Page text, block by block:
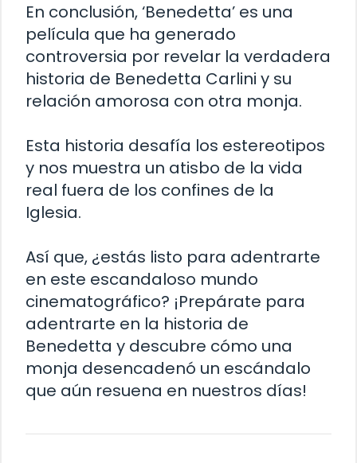
En conclusión, ‘Benedetta’ es una
película que ha generado
controversia por revelar la verdadera
historia de Benedetta Carlini y su
relación amorosa con otra monja.
Esta historia desafía los estereotipos
y nos muestra un atisbo de la vida
real fuera de los confines de la
Iglesia.
Así que, ¿estás listo para adentrarte
en este escandaloso mundo
cinematográfico? ¡Prepárate para
adentrarte en la historia de
Benedetta y descubre cómo una
monja desencadenó un escándalo
que aún resuena en nuestros días!